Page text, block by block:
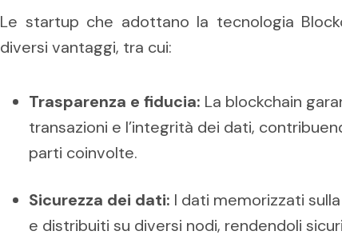
Le startup che adottano la tecnologia
diversi vantaggi, tra cui:
Trasparenza e fiducia: La blockchain
transazioni e l’integrità dei dati,
parti coinvolte.
Sicurezza dei dati: I dati memorizzati
e distribuiti su diversi nodi, rendendoli